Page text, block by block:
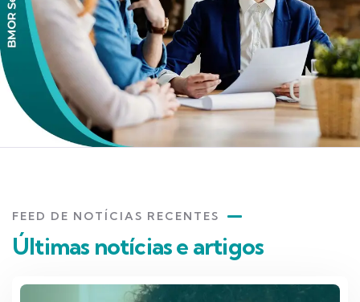
FEED DE NOTÍCIAS RECENTES
Últimas notícias e artigos